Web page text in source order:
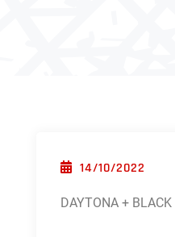
POSTED ON
14/10/2022
DAYTONA +